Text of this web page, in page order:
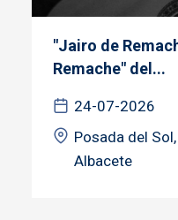
"Jairo de
Remache" del...
24-07-2026
Posada del
Albacete